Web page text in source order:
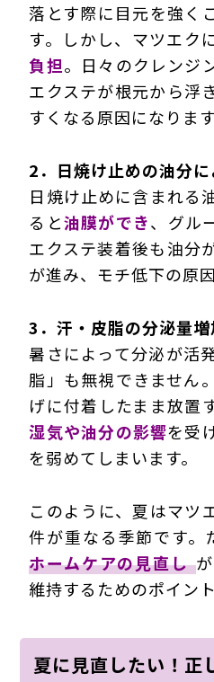
落とす際に目元を強く
す。しかし、マツエク
負担。日々のクレンジ
エクステが根元から浮
すくなる原因になります
2．日焼け止めの油分
日焼け止めに含まれる
ると油膜ができ、グル
エクステ装着後も油分
が進み、モチ低下の原因
3．汗・皮脂の分泌量
暑さによって分泌が活
脂」も無視できません
げに付着したまま放置
湿気や油分の影響を受
を弱めてしまいます。
このように、夏はマツ
件が重なる季節です。
ホームケアの見直し
維持するためのポイン
夏に見直したい！正